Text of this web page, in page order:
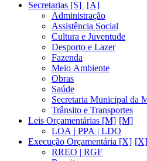
Secretarias [S]
Administração
Assistência Social
Cultura e Juventude
Desporto e Lazer
Fazenda
Meio Ambiente
Obras
Saúde
Secretaria Municipal da
Trânsito e Transportes
Leis Orçamentárias [M]
LOA | PPA | LDO
Execução Orçamentária [X]
RREO | RGF